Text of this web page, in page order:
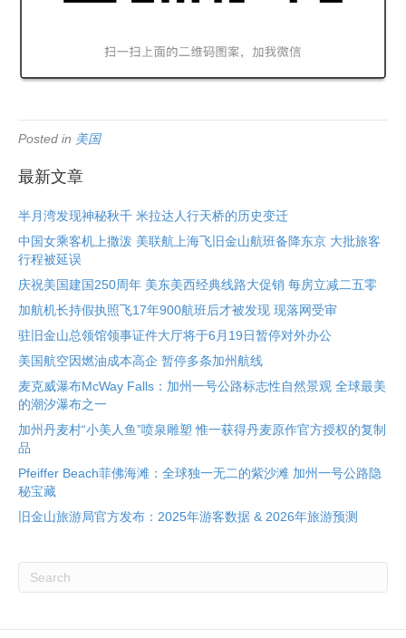
Posted in 美国
最新文章
半月湾发现神秘秋千 米拉达人行天桥的历史变迁
中国女乘客机上撒泼 美联航上海飞旧金山航班备降东京 大批旅客
行程被延误
庆祝美国建国250周年 美东美西经典线路大促销 每房立减二五零
加航机长持假执照飞17年900航班后才被发现 现落网受审
驻旧金山总领馆领事证件大厅将于6月19日暂停对外办公
美国航空因燃油成本高企 暂停多条加州航线
麦克威瀑布McWay Falls：加州一号公路标志性自然景观 全球最美
的潮汐瀑布之一
加州丹麦村“小美人鱼”喷泉雕塑 惟一获得丹麦原作官方授权的复制
品
Pfeiffer Beach菲佛海滩：全球独一无二的紫沙滩 加州一号公路隐
秘宝藏
旧金山旅游局官方发布：2025年游客数据 & 2026年旅游预测